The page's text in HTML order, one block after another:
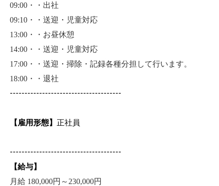
09:00 ・・出社
09:10 ・・送迎・児童対応
13:00 ・・お昼休憩
14:00 ・・送迎・児童対応
17:00 ・・送迎・掃除・記録各種分担して行います。
18:00 ・・退社
--------------------------------------
【雇用形態】 正社員
--------------------------------------
【給与】
月給 180,000円～230,000円